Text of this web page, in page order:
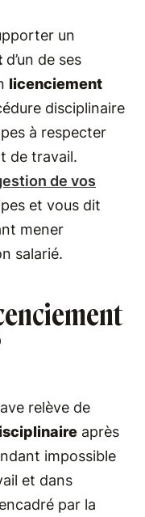
un
d’un de ses
licenciement
disciplinaire
à respecter
de travail.
de vos
et vous dit
mener
salarié.
relève de
après
impossible
et dans
par la